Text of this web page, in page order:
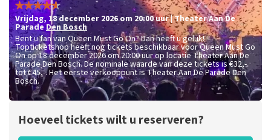
vrijdag, 18 december 2026 om 20:00uur|Theater Aan De
ParadeDen Bosch
Bent u fan van Queen Must Go On? Dan heeft u geluk!
Topticketshop heeft nog tickets beschikbaar voor Queen Must Go
On op 18 december 2026 om 20:00 uur op locatie Theater Aan De
Parade Den Bosch. De nominale waarde van deze tickets is€32,-
tot €45,-. Het eerste verkooppunt is Theater Aan De Parade Den
Bosch.
Hoeveel tickets wilt u reserveren?